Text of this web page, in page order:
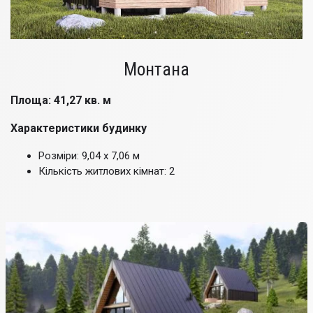
Монтана
Площа: 41,27 кв. м
Характеристики будинку
Розміри: 9,04 х 7,06 м
Кількість житлових кімнат: 2